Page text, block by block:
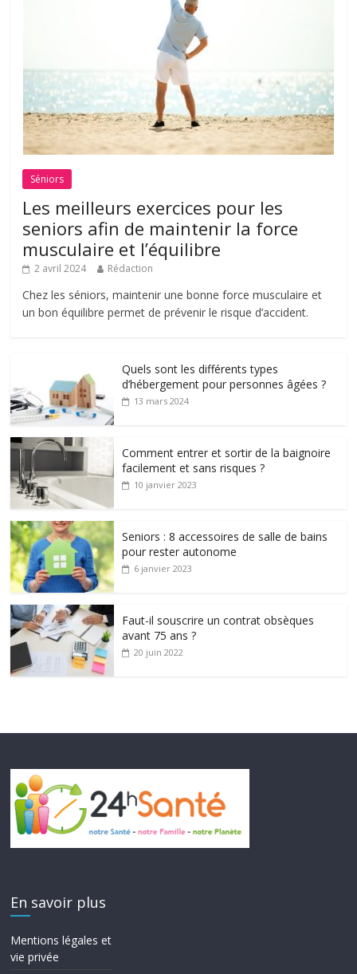
Séniors
Les meilleurs exercices pour les
seniors afin de maintenir la force
musculaire et l’équilibre
2 avril 2024 Rédaction
Chez les séniors, maintenir une bonne force musculaire et
un bon équilibre permet de prévenir le risque d’accident.
Quels sont les différents types
d’hébergement pour personnes âgées ?
13 mars 2024
Comment entrer et sortir de la baignoire
facilement et sans risques ?
10 janvier 2023
Seniors : 8 accessoires de salle de bains
pour rester autonome
6 janvier 2023
Faut-il souscrire un contrat obsèques
avant 75 ans ?
20 juin 2022
En savoir plus
Mentions légales et
vie privée